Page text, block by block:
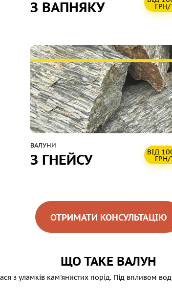
З ВАПНЯКУ ГРН/
ВАЛУНИ
З ГНЕЙСУ ВІД
ГРН/
ОТРИМАТИ КОНСУЛЬТАЦІЮ
ЩО ТАКЕ ВАЛУН
з уламків кам'янистих порід. Під впливом